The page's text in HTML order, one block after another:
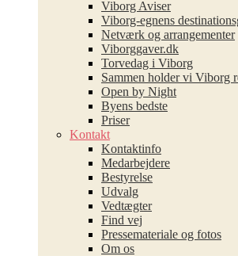
Viborg Aviser
Viborg-egnens
Netværk og arrangementer
Viborggaver.dk
Torvedag i Viborg
Sammen holder vi Viborg
Open by Night
Byens bedste
Priser
Kontakt
Kontaktinfo
Medarbejdere
Bestyrelse
Udvalg
Vedtægter
Find vej
Pressemateriale og fotos
Om os